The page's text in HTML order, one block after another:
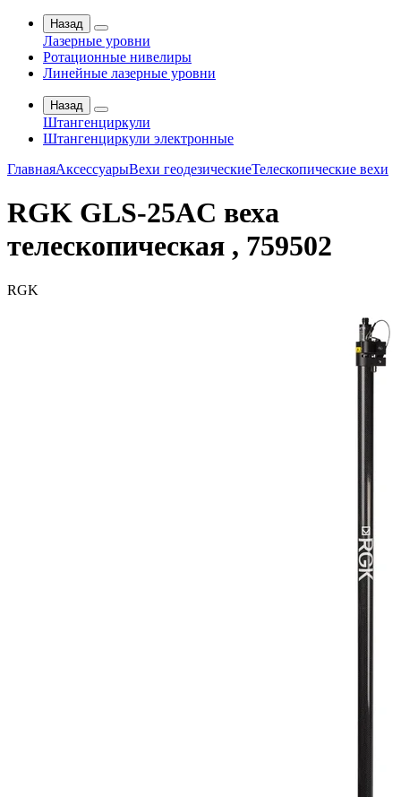
Назад
Лазерные уровни
Ротационные нивелиры
Линейные лазерные уровни
Назад
Штангенциркули
Штангенциркули электронные
ГлавнаяАксессуарыВехи геодезическиеТелескопические вехи
RGK GLS-25AC веха
телескопическая , 759502
RGK